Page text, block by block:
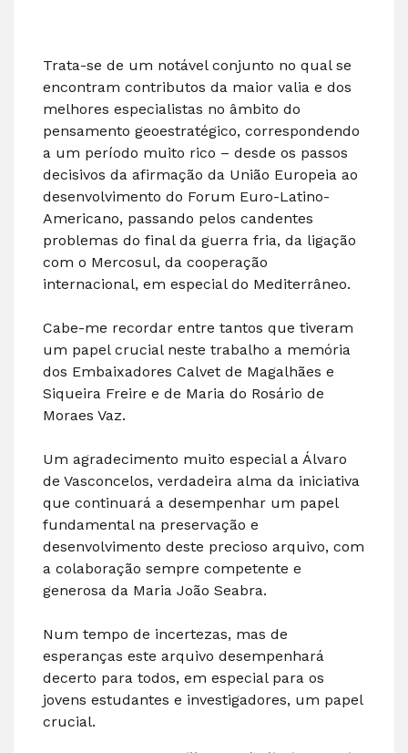
Trata-se de um notável conjunto no qual se
encontram contributos da maior valia e dos
melhores especialistas no âmbito do
pensamento geoestratégico, correspondendo
a um período muito rico – desde os passos
decisivos da afirmação da União Europeia ao
desenvolvimento do Forum Euro-Latino-
Americano, passando pelos candentes
problemas do final da guerra fria, da ligação
com o Mercosul, da cooperação
internacional, em especial do Mediterrâneo.
Cabe-me recordar entre tantos que tiveram
um papel crucial neste trabalho a memória
dos Embaixadores Calvet de Magalhães e
Siqueira Freire e de Maria do Rosário de
Moraes Vaz.
Um agradecimento muito especial a Álvaro
de Vasconcelos, verdadeira alma da iniciativa
que continuará a desempenhar um papel
fundamental na preservação e
desenvolvimento deste precioso arquivo, com
a colaboração sempre competente e
generosa da Maria João Seabra.
Num tempo de incertezas, mas de
esperanças este arquivo desempenhará
decerto para todos, em especial para os
jovens estudantes e investigadores, um papel
crucial.